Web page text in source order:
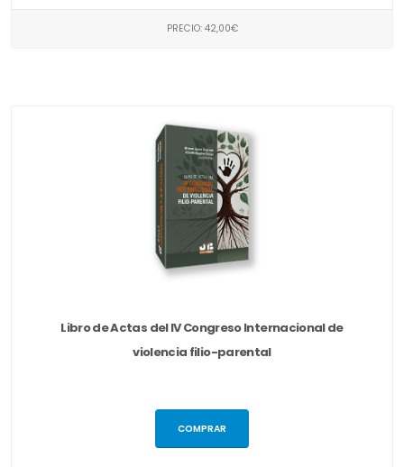
PRECIO: 42,00€
Libro de Actas del IV Congreso Internacional de
violencia filio-parental
COMPRAR